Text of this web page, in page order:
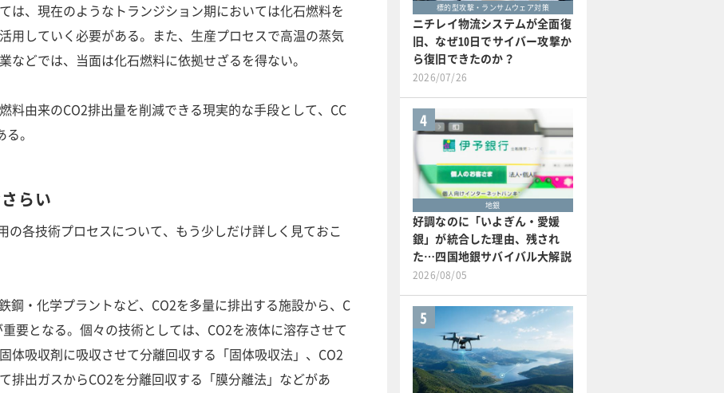
は、現在のようなトランジション期においては化石燃料を
用していく必要がある。また、生産プロセスで高温の蒸気
などでは、当面は化石燃料に依拠せざるを得ない。
料由来のCO2排出量を削減できる現実的な手段として、CC
。
らい
の各技術プロセスについて、もう少しだけ詳しく見ておこ
鋼・化学プラントなど、CO2を多量に排出する施設から、C
要となる。個々の技術としては、CO2を液体に溶存させて
体吸収剤に吸収させて分離回収する「固体吸収法」、CO2
排出ガスからCO2を分離回収する「膜分離法」などがあ
標的型攻撃・ランサムウェア対策
ニチレイ物流システムが全面復
旧、なぜ10日でサイバー攻撃か
ら復旧できたのか？
2026/07/26
4
地銀
好調なのに「いよぎん・愛媛
銀」が統合した理由、残され
た…四国地銀サバイバル大解説
2026/08/05
5